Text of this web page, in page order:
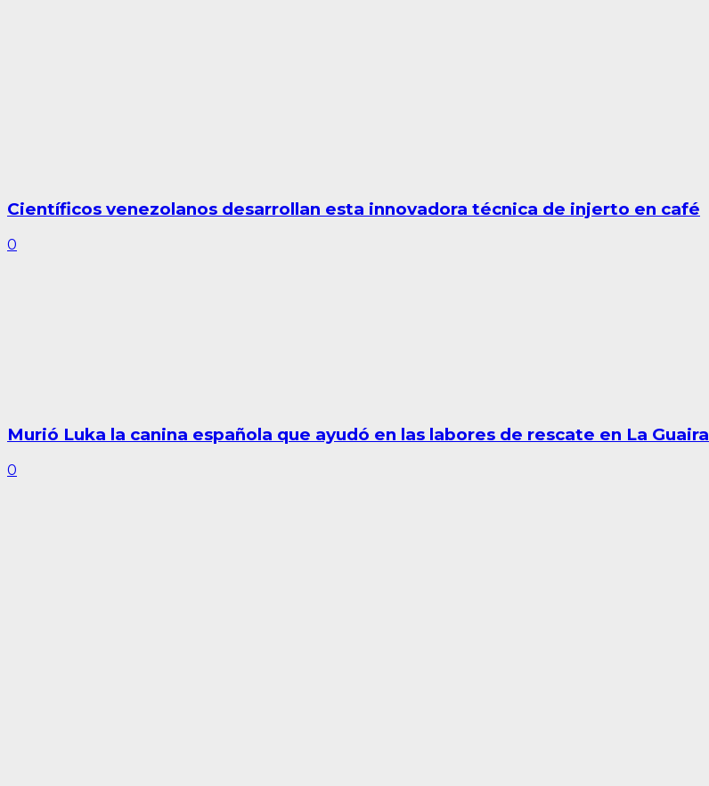
Científicos venezolanos desarrollan esta innovadora técnica de injerto en café
0
Murió Luka la canina española que ayudó en las labores de rescate en La Guaira
0